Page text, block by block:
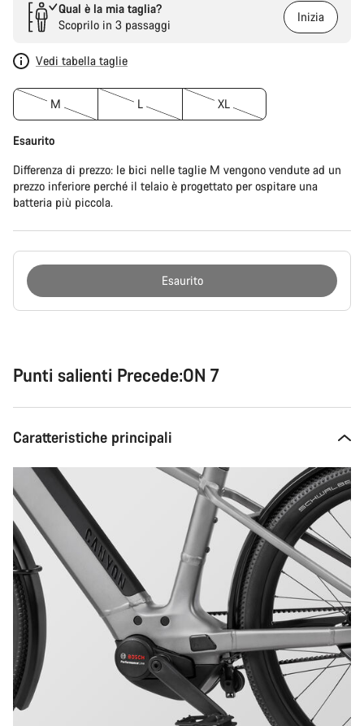
Qual è la mia taglia?
Scoprilo in 3 passaggi
Inizia
Vedi tabella taglie
M L XL
Esaurito
Differenza di prezzo: le bici nelle taglie M vengono vendute ad un
prezzo inferiore perché il telaio è progettato per ospitare una
batteria più piccola.
Esaurito
Punti salienti Precede:ON 7
Caratteristiche principali